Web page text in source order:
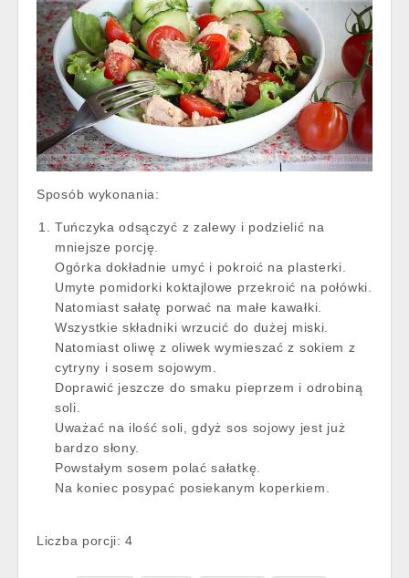
Sposób wykonania:
Tuńczyka odsączyć z zalewy i podzielić na
mniejsze porcję.
Ogórka dokładnie umyć i pokroić na plasterki.
Umyte pomidorki koktajlowe przekroić na połówki.
Natomiast sałatę porwać na małe kawałki.
Wszystkie składniki wrzucić do dużej miski.
Natomiast oliwę z oliwek wymieszać z sokiem z
cytryny i sosem sojowym.
Doprawić jeszcze do smaku pieprzem i odrobiną
soli.
Uważać na ilość soli, gdyż sos sojowy jest już
bardzo słony.
Powstałym sosem polać sałatkę.
Na koniec posypać posiekanym koperkiem.
Liczba porcji: 4